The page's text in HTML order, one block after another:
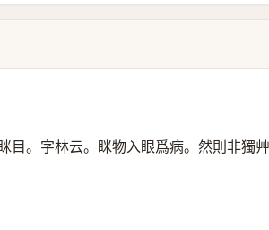
目。字林云。眯物入眼爲病。然則非獨艸